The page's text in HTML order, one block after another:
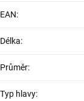
EAN:
Délka:
Průměr:
Typ hlavy: